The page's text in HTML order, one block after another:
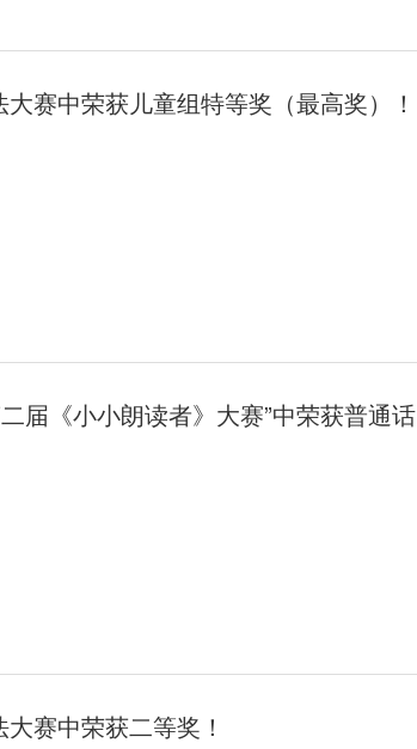
赛中荣获儿童组特等奖（最高奖）！
《小小朗读者》大赛”中荣获普通话
赛中荣获二等奖！